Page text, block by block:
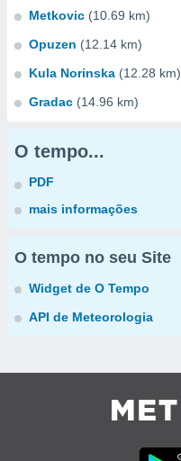
Metkovic (10.69 km)
Opuzen (12.14 km)
Kula Norinska (12.28 km)
Gradac (14.96 km)
O tempo...
PDF
mais informações
O tempo no seu Site
Widget de O Tempo
API de Meteorologia